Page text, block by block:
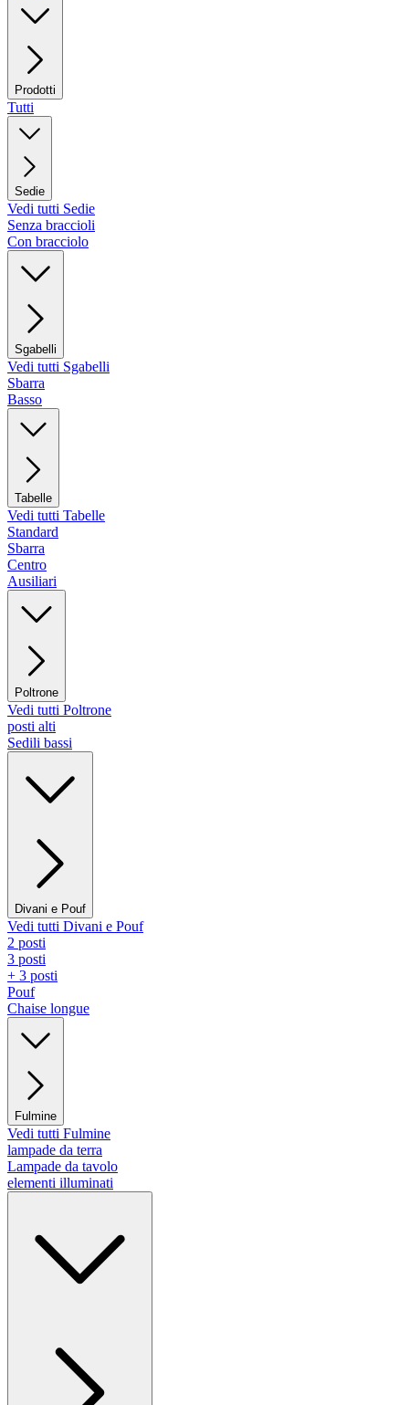
Prodotti
Tutti
Sedie
Vedi tutti Sedie
Senza braccioli
Con bracciolo
Sgabelli
Vedi tutti Sgabelli
Sbarra
Basso
Tabelle
Vedi tutti Tabelle
Standard
Sbarra
Centro
Ausiliari
Poltrone
Vedi tutti Poltrone
posti alti
Sedili bassi
Divani e Pouf
Vedi tutti Divani e Pouf
2 posti
3 posti
+ 3 posti
Pouf
Chaise longue
Fulmine
Vedi tutti Fulmine
lampade da terra
Lampade da tavolo
elementi illuminati